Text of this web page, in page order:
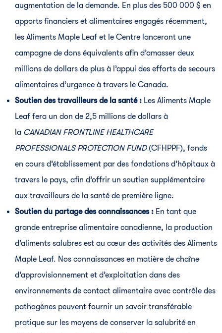
augmentation de la demande. En plus des 500 000 $ en
apports financiers et alimentaires engagés récemment,
les Aliments Maple Leaf et le Centre lanceront une
campagne de dons équivalents afin d’amasser deux
millions de dollars de plus à l’appui des efforts de secours
alimentaires d’urgence à travers le Canada.
Soutien des travailleurs de la santé : Les Aliments Maple
Leaf fera un don de 2,5 millions de dollars à
la CANADIAN FRONTLINE HEALTHCARE
PROFESSIONALS PROTECTION FUND(CFHPPF), fonds
en cours d’établissement par des fondations d’hôpitaux à
travers le pays, afin d’offrir un soutien supplémentaire
aux travailleurs de la santé de première ligne.
Soutien du partage des connaissances : En tant que
grande entreprise alimentaire canadienne, la production
d’aliments salubres est au cœur des activités des Aliments
Maple Leaf. Nos connaissances en matière de chaîne
d’approvisionnement et d’exploitation dans des
environnements de contact alimentaire avec contrôle des
pathogènes peuvent fournir un savoir transférable
pratique sur les moyens de conserver la salubrité en